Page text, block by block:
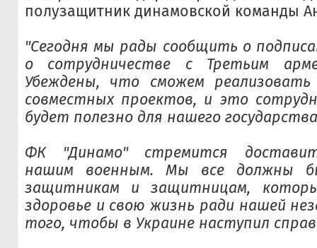
полузащитник динамовской команды
"Сегодня мы рады сообщить о
о сотрудничестве с Третьим
Убеждены, что сможем
совместных проектов, и это
будет полезно для нашего
ФК "Динамо" стремится
нашим военным. Мы все должны
защитникам и защитницам,
здоровье и свою жизнь ради нашей
того, чтобы в Украине наступил